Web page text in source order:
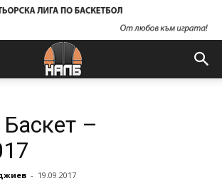
–
- 19.09.2017